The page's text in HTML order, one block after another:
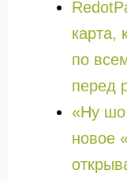
карта,
по
перед
«Ну
новое